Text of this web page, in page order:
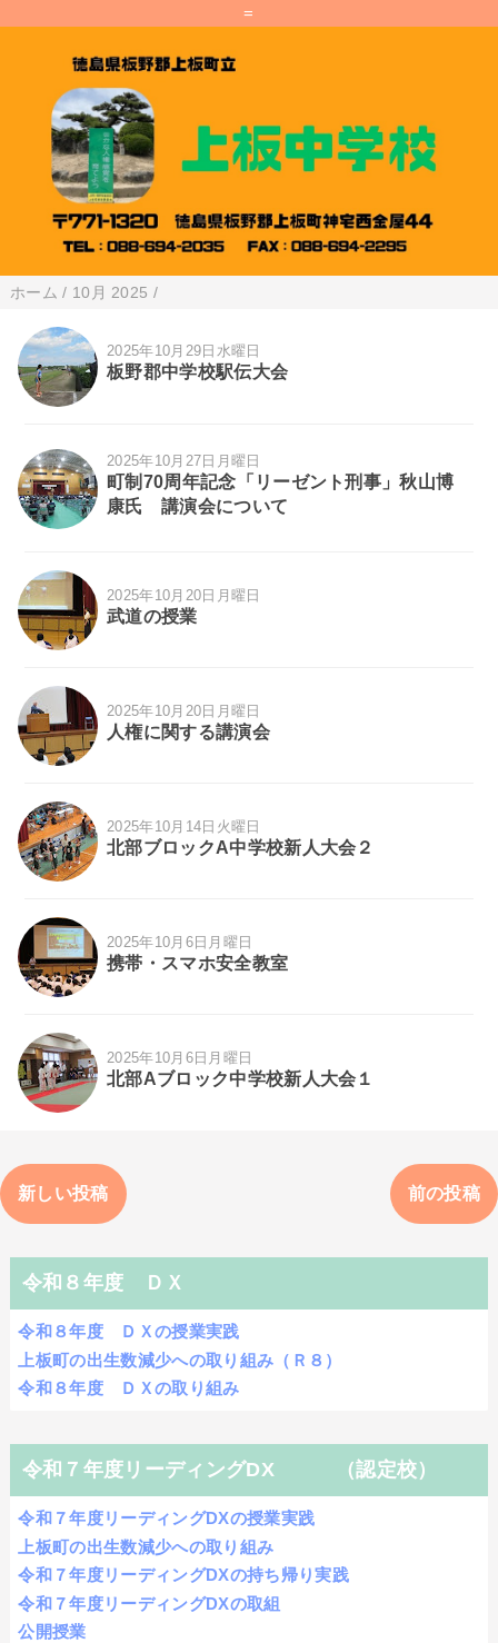
=
ホーム / 10月 2025 /
2025年10月29日水曜日
板野郡中学校駅伝大会
2025年10月27日月曜日
町制70周年記念「リーゼント刑事」秋山博
康氏 講演会について
2025年10月20日月曜日
武道の授業
2025年10月20日月曜日
人権に関する講演会
2025年10月14日火曜日
北部ブロックA中学校新人大会２
2025年10月6日月曜日
携帯・スマホ安全教室
2025年10月6日月曜日
北部Aブロック中学校新人大会１
新しい投稿 前の投稿
令和８年度 ＤＸ
令和８年度 ＤＸの授業実践
上板町の出生数減少への取り組み（Ｒ８）
令和８年度 ＤＸの取り組み
令和７年度リーディングDX （認定校）
令和７年度リーディングDXの授業実践
上板町の出生数減少への取り組み
令和７年度リーディングDXの持ち帰り実践
令和７年度リーディングDXの取組
公開授業